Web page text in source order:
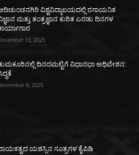
ವಿಶ್ವವಿದ್ಯಾಲಯದಲ್ಲಿ ರಸಾಯನಿಕ
ಮತ್ತು ತಂತ್ರಜ್ಞಾನ ಕುರಿತ ಎರಡು ದಿನಗಳ
13, 2025
ದಿನದಮಟ್ಟಿಗೆ ವಿಧಾನಭಾ ಅಧಿವೇಶನ:
8, 2025
ಯಶಸ್ಸಿನ ಸೂತ್ರಗಳ ಕೈಪಿಡಿ